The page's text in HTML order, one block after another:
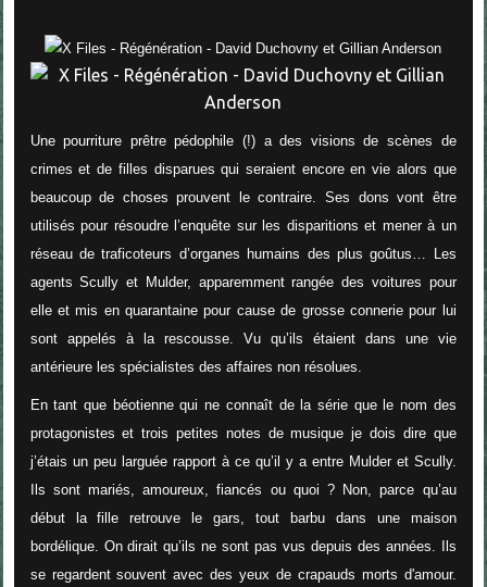
Une pourriture prêtre pédophile (!) a des visions de scènes de
crimes et de filles disparues qui seraient encore en vie alors que
beaucoup de choses prouvent le contraire. Ses dons vont être
utilisés pour résoudre l’enquête sur les disparitions et mener à un
réseau de traficoteurs d’organes humains des plus goûtus… Les
agents Scully et Mulder, apparemment rangée des voitures pour
elle et mis en quarantaine pour cause de grosse connerie pour lui
sont appelés à la rescousse. Vu qu’ils étaient dans une vie
antérieure les spécialistes des affaires non résolues.
En tant que béotienne qui ne connaît de la série que le nom des
protagonistes et trois petites notes de musique je dois dire que
j’étais un peu larguée rapport à ce qu’il y a entre Mulder et Scully.
Ils sont mariés, amoureux, fiancés ou quoi ? Non, parce qu’au
début la fille retrouve le gars, tout barbu dans une maison
bordélique. On dirait qu’ils ne sont pas vus depuis des années. Ils
se regardent souvent avec des yeux de crapauds morts d'amour.